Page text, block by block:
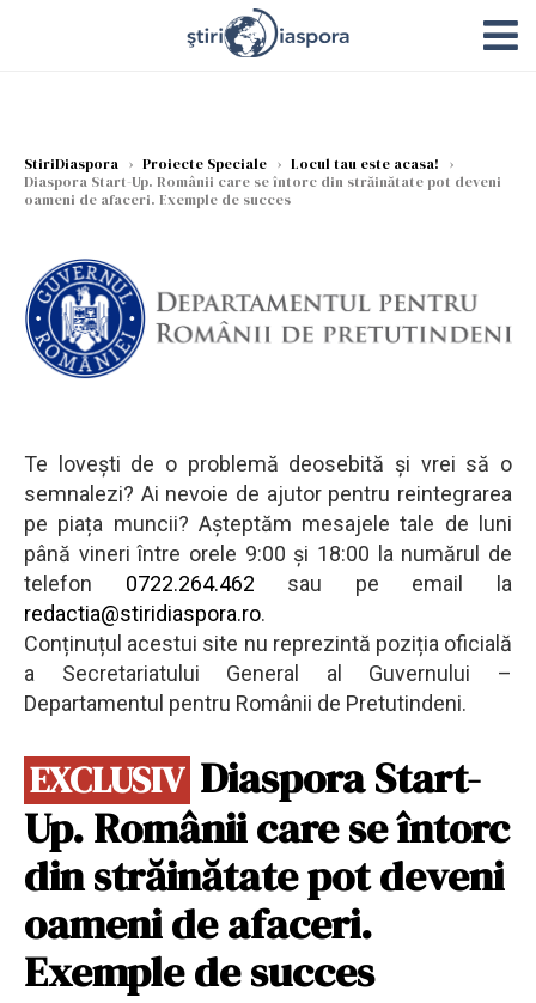
StiriDiaspora › Proiecte Speciale › Locul tau este acasa!
›
Diaspora Start-Up. Românii care se întorc din străinătate pot deveni
oameni de afaceri. Exemple de succes
Te lovești de o problemă deosebită și vrei să o
semnalezi? Ai nevoie de ajutor pentru reintegrarea
pe piața muncii? Așteptăm mesajele tale de luni
până vineri între orele 9:00 și 18:00 la numărul de
telefon 0722.264.462 sau pe email la
redactia@stiridiaspora.ro.
Conținuțul acestui site nu reprezintă poziția oficială
a Secretariatului General al Guvernului –
Departamentul pentru Românii de Pretutindeni.
EXCLUSIV Diaspora Start-
Up. Românii care se întorc
din străinătate pot deveni
oameni de afaceri.
Exemple de succes